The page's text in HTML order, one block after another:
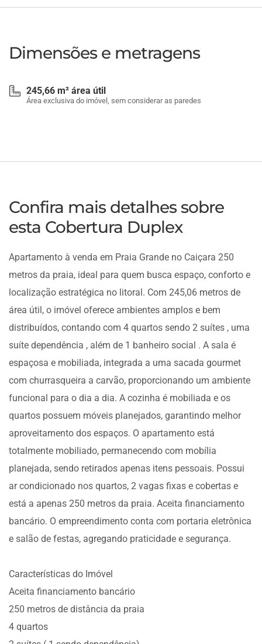
Dimensões e metragens
245,66 m² área útil
Área exclusiva do imóvel, sem considerar as paredes
Confira mais detalhes sobre
esta Cobertura Duplex
Apartamento à venda em Praia Grande no Caiçara 250
metros da praia, ideal para quem busca espaço, conforto e
localização estratégica no litoral. Com 245,06 metros de
área útil, o imóvel oferece ambientes amplos e bem
distribuídos, contando com 4 quartos sendo 2 suítes , uma
suíte dependência , além de 1 banheiro social . A sala é
espaçosa e mobiliada, integrada a uma sacada gourmet
com churrasqueira a carvão, proporcionando um ambiente
funcional para o dia a dia. A cozinha é mobiliada e os
quartos possuem móveis planejados, garantindo melhor
aproveitamento dos espaços. O apartamento está
totalmente mobiliado, permanecendo com mobília
planejada, sendo retirados apenas itens pessoais. Possui
ar condicionado nos quartos, 2 vagas fixas e cobertas e
está a apenas 250 metros da praia. Aceita financiamento
bancário. O empreendimento conta com portaria eletrônica
e salão de festas, agregando praticidade e segurança.
Características do Imóvel
Aceita financiamento bancário
250 metros de distância da praia
4 quartos